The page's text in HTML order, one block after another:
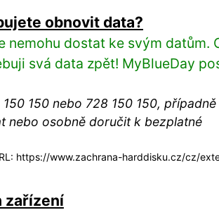
obnovit data?
nemohu dostat ke svým datům.
svá data zpět! MyBlueDay
150 nebo 728 150 150, případně
nebo osobně doručit k bezplatné
https://www.zachrana-harddisku.cz/cz/
zařízení